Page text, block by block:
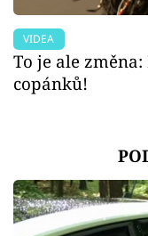
VIDEA
To je ale
copánků!